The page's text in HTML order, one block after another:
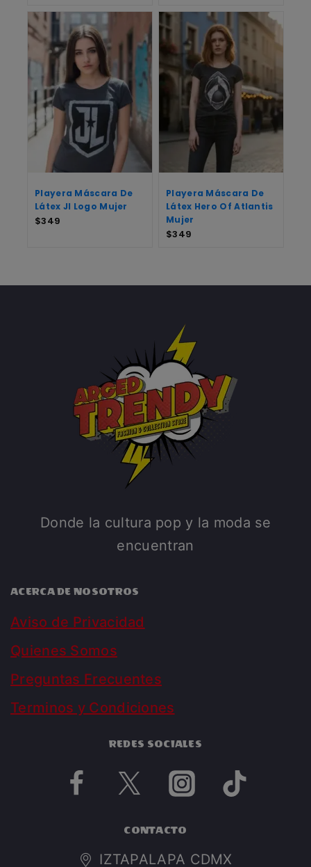
Playera Máscara De
Látex Jl Logo Mujer
$349
Playera Máscara De
Látex Hero Of Atlantis
Mujer
$349
Donde la cultura pop y la moda se
encuentran
ACERCA DE NOSOTROS
Aviso de Privacidad
Quienes Somos
Preguntas Frecuentes
Terminos y Condiciones
REDES SOCIALES
CONTACTO
IZTAPALAPA CDMX